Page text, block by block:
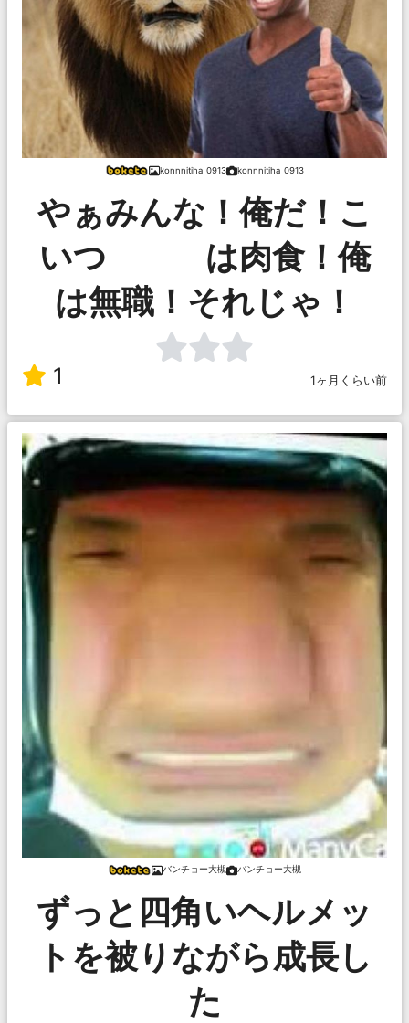
konnnitiha_0913 konnnitiha_0913
やぁみんな！俺だ！こ
いつ は肉食！俺
は無職！それじゃ！
1 1ヶ月くらい前
バンチョー大槻 バンチョー大槻
ずっと四角いヘルメッ
トを被りながら成長し
た